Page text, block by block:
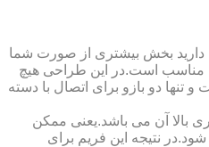
دارید بخش بیشتری از صورت شما
مناسب است.در این طراحی هیچ
تنها دو بازو برای اتصال با دسته
بالا آن می باشد.یعنی ممکن
نتیجه این فریم برای